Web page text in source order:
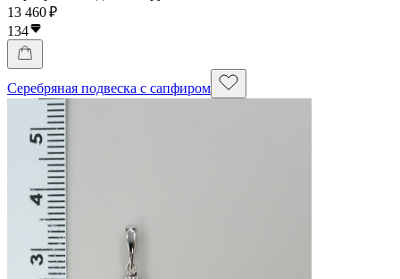
13 460 ₽
134
Серебряная подвеска с сапфиром